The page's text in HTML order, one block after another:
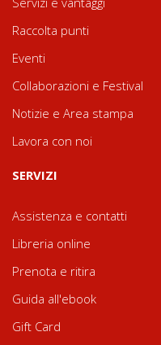
Raccolta punti
Eventi
Collaborazioni e Festival
Notizie e Area stampa
Lavora con noi
SERVIZI
Assistenza e contatti
Libreria online
Prenota e ritira
Guida all'ebook
Gift Card